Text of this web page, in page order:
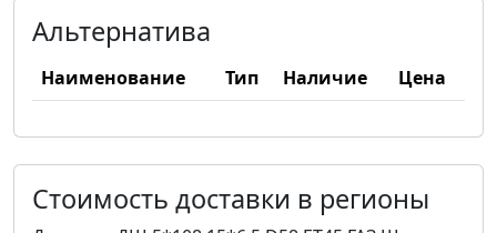
Альтернатива
Наименование Тип Наличие Цена
Стоимость доставки в регионы